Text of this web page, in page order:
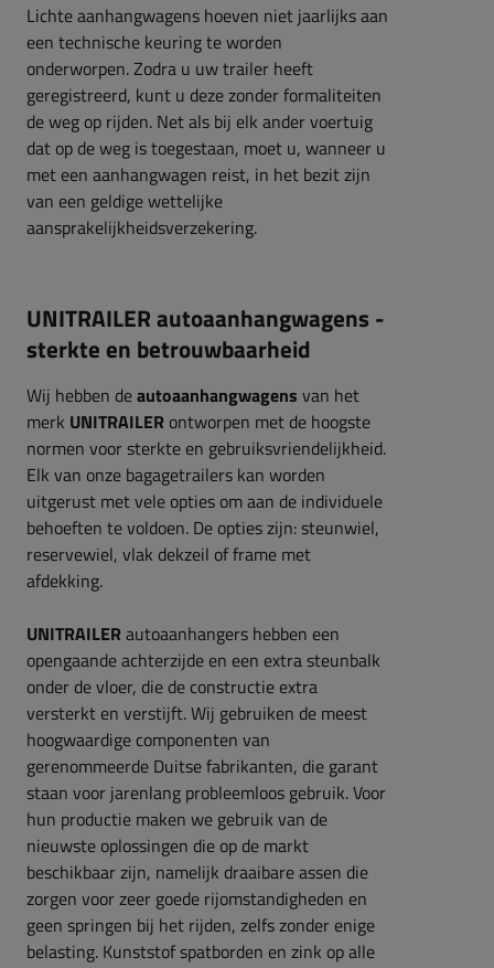
Lichte aanhangwagens hoeven niet jaarlijks aan
een technische keuring te worden
onderworpen. Zodra u uw trailer heeft
geregistreerd, kunt u deze zonder formaliteiten
de weg op rijden. Net als bij elk ander voertuig
dat op de weg is toegestaan, moet u, wanneer u
met een aanhangwagen reist, in het bezit zijn
van een geldige wettelijke
aansprakelijkheidsverzekering.
UNITRAILER autoaanhangwagens -
sterkte en betrouwbaarheid
Wij hebben deautoaanhangwagens van het
merk UNITRAILER ontworpen met de hoogste
normen voor sterkte en gebruiksvriendelijkheid.
Elk van onze bagagetrailers kan worden
uitgerust met vele opties om aan de individuele
behoeften te voldoen. De opties zijn: steunwiel,
reservewiel, vlak dekzeil of frame met
afdekking.
UNITRAILERautoaanhangers hebben een
opengaande achterzijde en een extra steunbalk
onder de vloer, die de constructie extra
versterkt en verstijft. Wij gebruiken de meest
hoogwaardige componenten van
gerenommeerde Duitse fabrikanten, die garant
staan voor jarenlang probleemloos gebruik. Voor
hun productie maken we gebruik van de
nieuwste oplossingen die op de markt
beschikbaar zijn, namelijk draaibare assen die
zorgen voor zeer goede rijomstandigheden en
geen springen bij het rijden, zelfs zonder enige
belasting. Kunststof spatborden en zink op alle